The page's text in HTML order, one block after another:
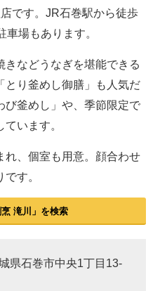
です。JR石巻駅から徒歩
場もあります。
などうなぎを堪能できる
とり釜めし御膳」も人気だ
び釜めし」や、季節限定で
います。
、個室も用意。顔合わせ
す。
滝川」を検索
県石巻市中央1丁目13-